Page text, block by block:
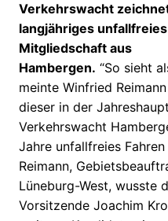
Verkehrswacht
langjähriges
Mitgliedschaft aus
Hambergen. “So sieht
meinte Winfried
dieser in der
Verkehrswacht
Jahre unfallfreies
Reimann,
Lüneburg-West, wusste
Vorsitzende Joachim